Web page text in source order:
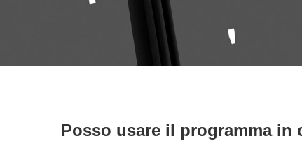
Posso usare il programma